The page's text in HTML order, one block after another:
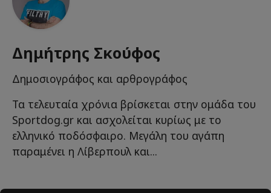
Δημήτρης Σκούφος
Δημοσιογράφος και αρθρογράφος
Τα τελευταία χρόνια βρίσκεται στην ομάδα του
Sportdog.gr και ασχολείται κυρίως με το
ελληνικό ποδόσφαιρο. Μεγάλη του αγάπη
παραμένει η Λίβερπουλ και...